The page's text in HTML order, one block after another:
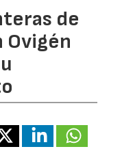
de
Ovigén